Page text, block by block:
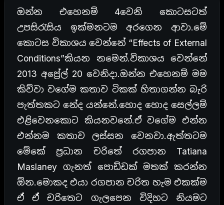
ඔන්න එහෙනම් 4වෙනි කොටසටත්
උපසිරැසිය ඉක්මනටම අරගෙන ආවා.මේ
කොටස විකාශය වෙන්නේ “Effects of External
Conditions”කියන නමෙන්.විකාශය වෙන්නේ
2013 අප්‍රේල් 20 වෙනිදා.ඔන්න එහෙනම් මම
කිව්වා වගේම කතාව ටිකක් හිතාගන්න බැරි
පැත්තකට නේද යන්නේ.හොද හොද සෙල්ලම්
එළිවෙනකොට කියනවනේ.ඒ වගේම එන්න
එන්නම කතාව ලස්සන වෙනවා.ඇත්තටම
මේකේ ප්‍රධාන චරිතේ රගපාන Tatiana
Maslaney ගැනත් පොඩ්ඩක් මතක් කරන්න
ඕන.මොකද එයා රගපාන චරිත හැම එකක්ම
ඒ ඒ චරිතෙට ගැලපෙන විදිහට නියමට